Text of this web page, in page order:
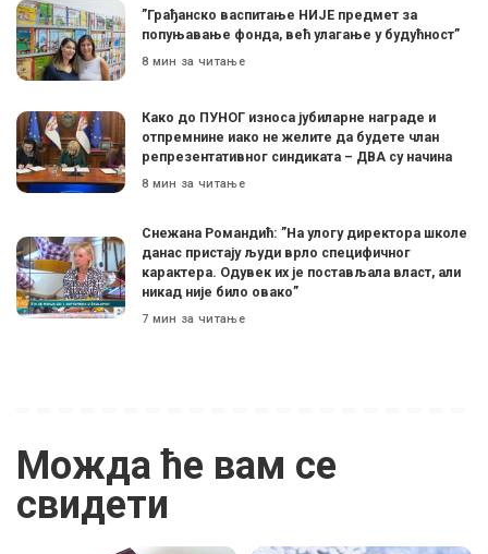
”Грађанско васпитање НИЈЕ предмет за
попуњавање фонда, већ улагање у будућност”
8 мин за читање
Како до ПУНОГ износа јубиларне награде и
отпремнине иако не желите да будете члан
репрезентативног синдиката – ДВА су начина
8 мин за читање
Снежана Романдић: ”На улогу директора школе
данас пристају људи врло специфичног
карактера. Одувек их је постављала власт, али
никад није било овако”
7 мин за читање
Можда ће вам се
свидети